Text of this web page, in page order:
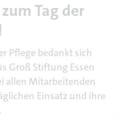
Tag der
Pflege bedankt sich
Groß Stiftung Essen
allen Mitarbeitenden
Einsatz und ihre